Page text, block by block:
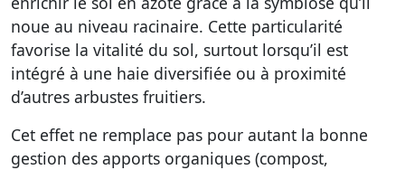
noue au niveau racinaire. Cette particularité
favorise la vitalité du sol, surtout lorsqu’il est
intégré à une haie diversifiée ou à proximité
d’autres arbustes fruitiers.
Cet effet ne remplace pas pour autant la bonne
gestion des apports organiques (compost,